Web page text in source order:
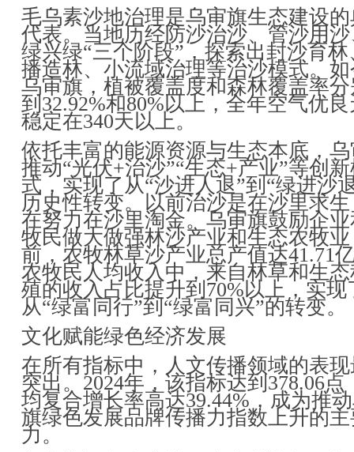
毛乌素沙地治理是乌审旗生态建设
代表。当地历经防沙治沙、管沙用
绿兴绿“三个阶段”，探索出封沙育林
播造林、小流域治理等治沙模式。
乌审旗，植被覆盖度和森林覆盖率
到32.92%和80%以上，全年空气优
稳定在340天以上。
依托丰富的能源资源与生态本底，
推动“光伏+治沙”“生态+产业”等创
式，实现了从“沙进人退”到“绿进沙
历史性转变。以前治沙是在沙里求
在努力在沙里淘金。乌审旗鼓励企
牧民做大做强林沙产业和生态农牧
前，农牧林草沙产业总产值达41.71
农牧民人均收入中，来自林草和生
殖的收入占比提升到70%以上，实现
从“绿富同行”到“绿富同兴”的转变。
文化赋能绿色经济发展
在所有指标中，人文传播领域的表
突出。2024年，该指标达到378.06点
均复合增长率高达39.44%，成为推
旗绿色发展品牌传播力指数上升的
力。